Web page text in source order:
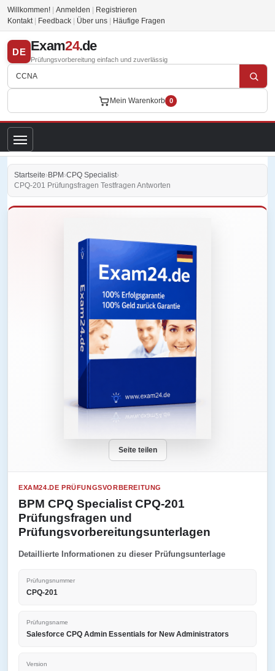
Willkommen! Anmelden
Registrieren
Kontakt
Feedback Über uns Häufige Fragen
DE Exam24.de
Prüfungsvorbereitung einfach und zuverlässig
Mein Warenkorb 0
Startseite›BPM ›CPQ Specialist›
CPQ-201 Prüfungsfragen Testfragen Antworten
Seite teilen
EXAM24.DE PRÜFUNGSVORBEREITUNG
BPM CPQ Specialist CPQ-201
Prüfungsfragen und
Prüfungsvorbereitungsunterlagen
Detaillierte Informationen zu dieser Prüfungsunterlage
Prüfungsnummer
CPQ-201
Prüfungsname
Salesforce CPQ Admin Essentials for New Administrators
Version